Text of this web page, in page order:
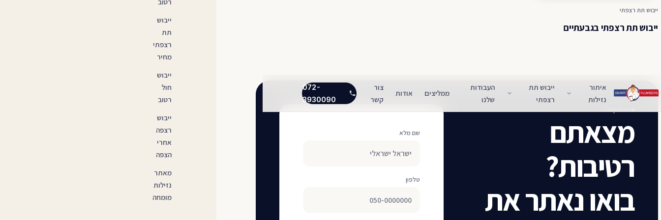
איתור
נזילות
ייבוש תת
רצפתי
העבודות
שלנו
ממליצים אודות
צור
קשר
072-
3930090
ייבוש תת רצפתי
ייבוש תת רצפתי בגבעתיים
מצאתם
רטיבות?
בואו נאתר את
שם מלא
טלפון
ייבוש
תת
רצפתי
מחיר
ייבוש
חול
רטוב
ייבוש
רצפה
אחרי
הצפה
מאתר
נזילות
מומחה